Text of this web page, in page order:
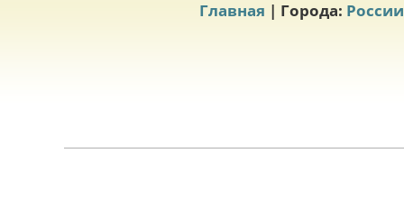
Главная | Города: России